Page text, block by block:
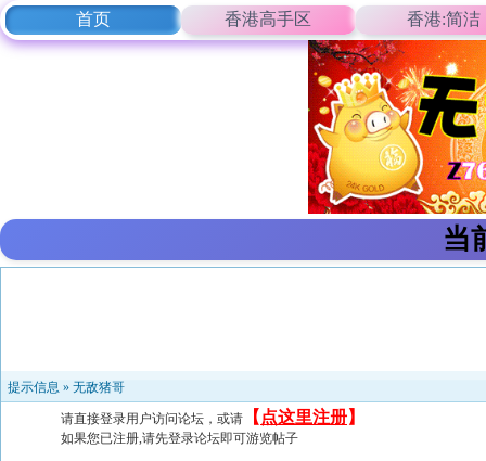
首页 香港高手区 香港:简洁
当
提示信息 » 无敌猪哥
请直接登录用户访问论坛，或请 【 点这里注册】
如果您已注册,请先登录论坛即可游览帖子